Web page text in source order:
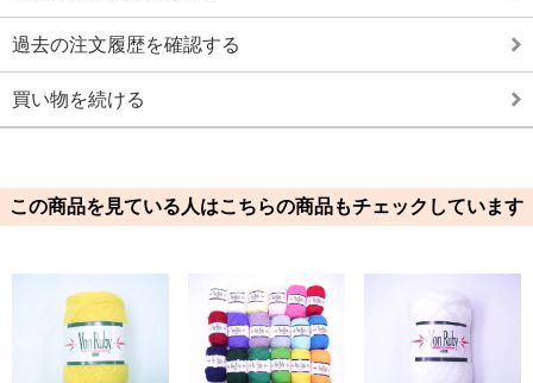
過去の注文履歴を確認する
買い物を続ける
この商品を見ている人はこちらの商品もチェックしています